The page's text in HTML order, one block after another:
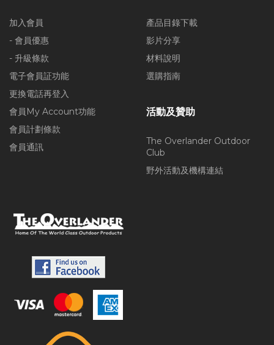
加入會員
- 會員優惠
- 升級條款
電子會員証功能
更換電話再登入
會員My Account功能
會員計劃條款
會員通訊
產品目錄下載
影片分享
材料說明
選購指南
活動及贊助
The Overlander Outdoor
Club
野外活動及機構連結